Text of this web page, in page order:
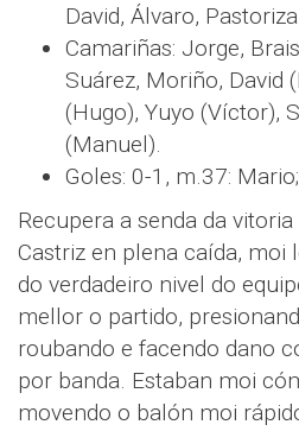
David, Álvaro,
Camariñas: Jorge,
Suárez, Moriño, David
(Hugo), Yuyo (Víctor),
(Manuel).
Goles: 0-1, m.37:
Recupera a senda da
Castriz en plena caída, moi
do verdadeiro nivel do
mellor o partido,
roubando e facendo dano
por banda. Estaban moi
movendo o balón moi